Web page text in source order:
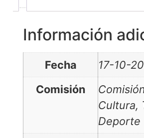
Información
Fecha
17-10-
Comisión
Cultura,
Deporte